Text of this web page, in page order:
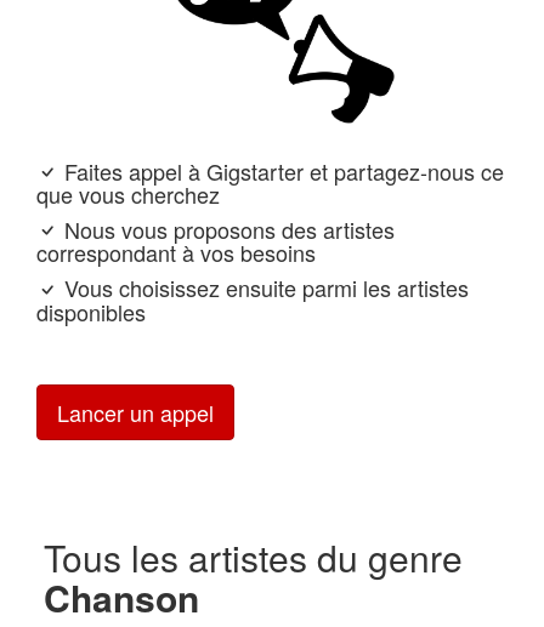
Faites appel à Gigstarter et partagez-nous ce
que vous cherchez
Nous vous proposons des artistes
correspondant à vos besoins
Vous choisissez ensuite parmi les artistes
disponibles
Lancer un appel
Tous les artistes du genre
Chanson